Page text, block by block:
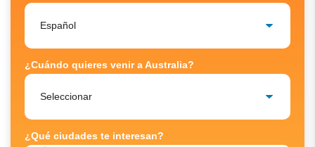
¿Cuándo quieres venir a Australia?
¿Qué ciudades te interesan?